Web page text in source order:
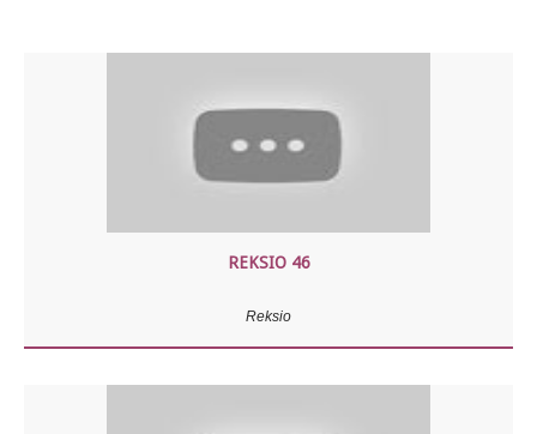
REKSIO 46
Reksio